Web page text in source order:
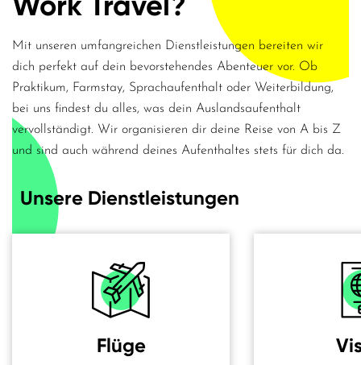
Auslandserlebnis bieten.
Welche Voraus­
setzungen muss ich
erfüllen?
Du benötigst entweder eine Ausbildung als Landmaschinen-
Forstwart mit Maschinenkenntnisse
Erfahrung in einem der erwähnten Berufe. Ausserdem hast du
ausreichende Kenntnisse in der Landessprache, um dich zu
und bist im Alter zwischen 18 und 35 Jahren. Arbeiten im
Mit unseren umfangreichen Dienstleistungen bereiten wir
dich perfekt auf dein bevorstehendes Abenteuer vor. Ob
Praktikum, Farmstay, Sprachaufenthalt oder Weiterbildung,
bei uns findest du alles, was dein Auslandsaufenthalt
vervollständigt. Wir organisieren dir deine Reise von A bis Z
und sind auch während deines Aufenthaltes stets für dich da.
Unsere Dienstleistungen
Flüge